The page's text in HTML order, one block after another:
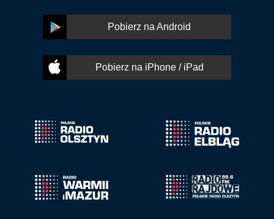
Pobierz na Android
Pobierz na iPhone / iPad